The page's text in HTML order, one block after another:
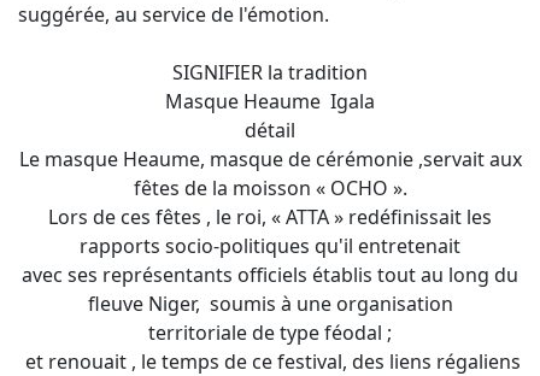
suggérée, au service de l'émotion.
SIGNIFIER la tradition
Masque Heaume Igala
détail
Le masque Heaume, masque de cérémonie ,servait aux
fêtes de la moisson « OCHO ».
Lors de ces fêtes , le roi, « ATTA » redéfinissait les
rapports socio-politiques qu'il entretenait
avec ses représentants officiels établis tout au long du
fleuve Niger, soumis à une organisation
territoriale de type féodal ;
et renouait , le temps de ce festival, des liens régaliens